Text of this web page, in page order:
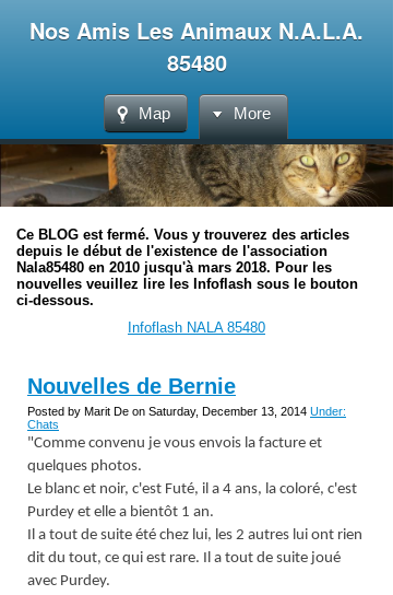
Nos Amis Les Animaux N.A.L.A.
85480
Map More
Ce BLOG est fermé. Vous y trouverez des articles
depuis le début de l'existence de l'association
Nala85480 en 2010 jusqu'à mars 2018. Pour les
nouvelles veuillez lire les Infoflash sous le bouton
ci-dessous.
Infoflash NALA 85480
Nouvelles de Bernie
Posted by Marit De on Saturday, December 13, 2014 Under:
Chats
"Comme convenu je vous envois la facture et
quelques photos.
Le blanc et noir, c'est Futé, il a 4 ans, la coloré, c'est
Purdey et elle a bientôt 1 an.
Il a tout de suite été chez lui, les 2 autres lui ont rien
dit du tout, ce qui est rare. Il a tout de suite joué
avec Purdey.